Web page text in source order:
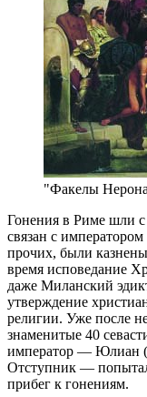
"Факелы
Гонения в Риме шли
связан с
прочих, были
время исповедание
даже Миланский
утверждение
религии. Уже после
знаменитые 40
император — Юлиан
Отступник —
прибег к гонениям.